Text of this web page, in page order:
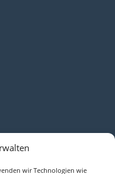
wir Technologien wie